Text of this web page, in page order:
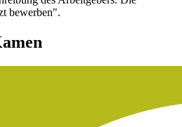
bewerben".